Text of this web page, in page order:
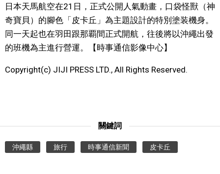
科學技術
生活
工作勞動
日本天馬航空在21日，正式公開人氣動畫，口袋怪獸（神
奇寶貝）的腳色「皮卡丘」為主題設計的特別塗装機身。
同一天起也在羽田跟那覇間正式開航，往後將以沖繩出發
的班機為主進行營運。【時事通信影像中心】
Copyright(c) JIJI PRESS LTD., All Rights Reserved.
關鍵詞
沖繩縣 旅行 時事通信新聞 皮卡丘